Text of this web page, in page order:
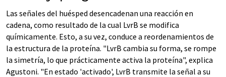
Las señales del huésped desencadenan una reacción en
cadena, como resultado de la cual LvrB se modifica
químicamente. Esto, a su vez, conduce a reordenamientos de
la estructura de la proteína. "LvrB cambia su forma, se rompe
la simetría, lo que prácticamente activa la proteína", explica
Agustoni. "En estado 'activado', LvrB transmite la señal a su